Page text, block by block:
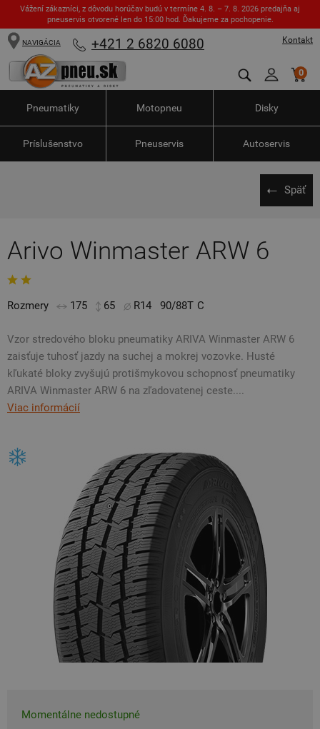
Vážení zákazníci, z dôvodu horúčav budú v termíne 4. 8. – 7. 8. 2026 predajňa aj
pneuservis otvorené len do 15:00 hod. Ďakujeme za pochopenie.
Kontakt
NAVIGÁCIA +421 2 6820 6080
0
Pneumatiky Motopneu Disky
Príslušenstvo Pneuservis Autoservis
Späť
Arivo Winmaster ARW 6
Rozmery 175 65 R14 90/88T C
Vzor stredového bloku pneumatiky ARIVA Winmaster ARW 6
zaisťuje tuhosť jazdy na suchej a mokrej vozovke. Husté
kľukaté bloky zvyšujú protišmykovou schopnosť pneumatiky
ARIVA Winmaster ARW 6 na zľadovatenej ceste....
Viac informácií
Momentálne nedostupné